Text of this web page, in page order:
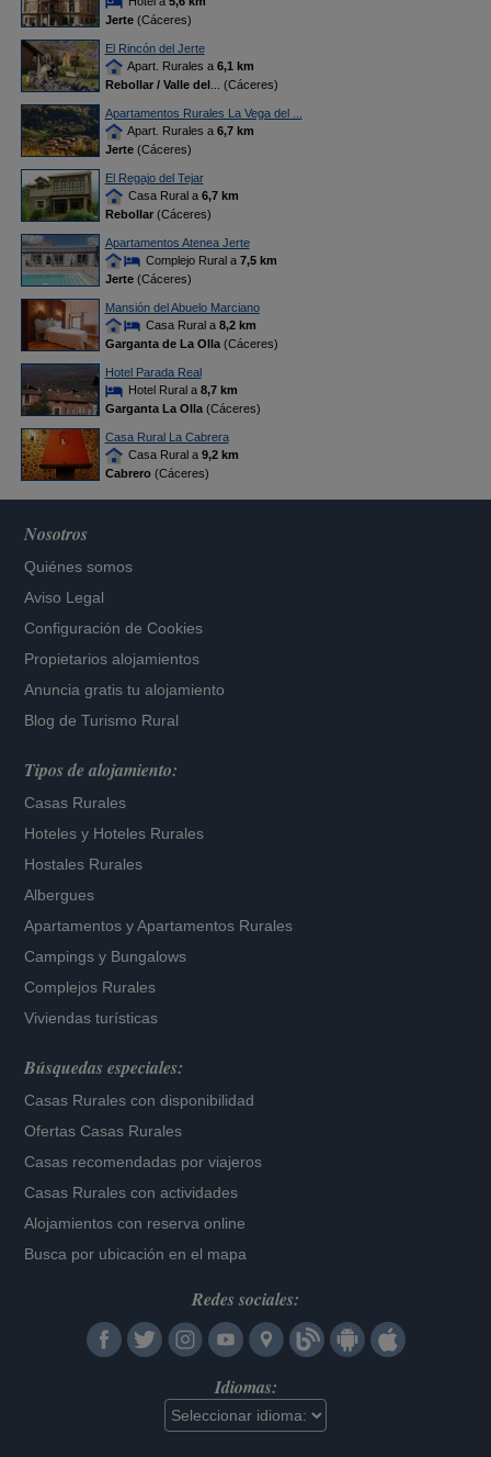
Jerte(Cáceres)
El Rincón del Jerte
Apart. Rurales a 6,1 km
Rebollar / Valle del... (Cáceres)
Apartamentos Rurales La Vega del ...
Apart. Rurales a 6,7 km
Jerte(Cáceres)
El Regajo del Tejar
Casa Rural a 6,7 km
Rebollar(Cáceres)
Apartamentos Atenea Jerte
Complejo Rural a 7,5 km
Jerte(Cáceres)
Mansión del Abuelo Marciano
Casa Rural a 8,2 km
Garganta de La Olla(Cáceres)
Hotel Parada Real
Hotel Rural a 8,7 km
Garganta La Olla(Cáceres)
Casa Rural La Cabrera
Casa Rural a 9,2 km
Cabrero(Cáceres)
Nosotros
Quiénes somos
Aviso Legal
Configuración de Cookies
Propietarios alojamientos
Anuncia gratis tu alojamiento
Blog de Turismo Rural
Tipos de alojamiento:
Casas Rurales
Hoteles y Hoteles Rurales
Hostales Rurales
Albergues
Apartamentos yApartamentos Rurales
Campings y Bungalows
Complejos Rurales
Viviendas turísticas
Búsquedas especiales:
Casas Rurales con disponibilidad
Ofertas Casas Rurales
Casas recomendadas por viajeros
Casas Rurales con actividades
Alojamientos con reserva online
Busca por ubicación en el mapa
Redes sociales:
Idiomas: